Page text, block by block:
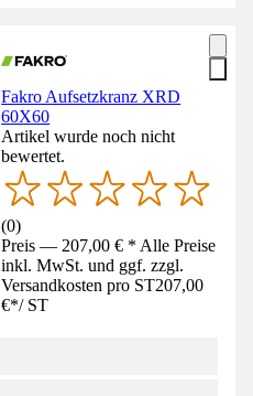
Fakro Aufsetzkranz XRD
60X60
Artikel wurde noch nicht
bewertet.
(0)
Preis — 207,00 € * Alle Preise
inkl. MwSt. und ggf. zzgl.
Versandkosten pro ST207,00
€*/ ST